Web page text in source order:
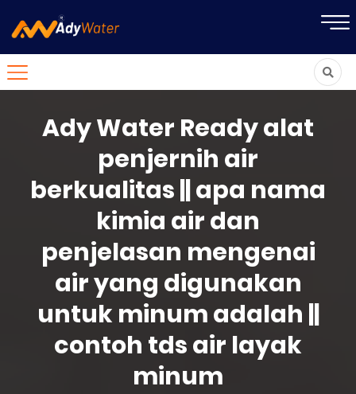
Ady Water Ready alat
penjernih air
berkualitas || apa nama
kimia air dan
penjelasan mengenai
air yang digunakan
untuk minum adalah ||
contoh tds air layak
minum